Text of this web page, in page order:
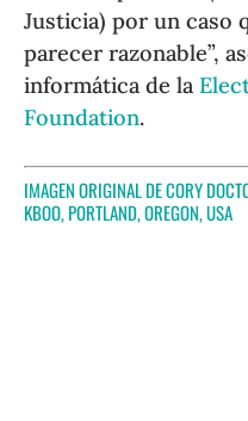
Justicia) por un caso
parecer razonable”,
informática de la
Foundation.
IMAGEN ORIGINAL DE CORY
KBOO, PORTLAND, OREGON, USA